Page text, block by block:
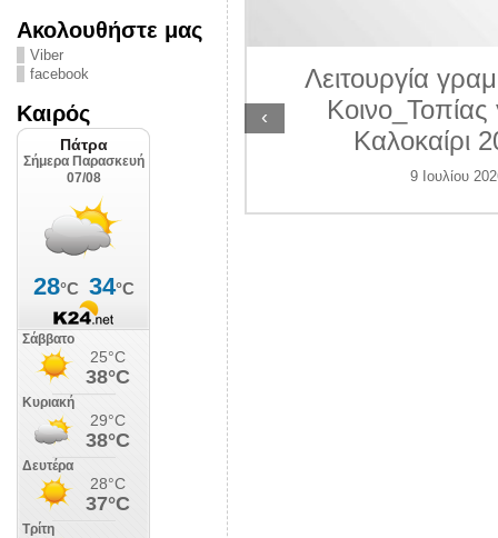
Ακολουθήστε μας
Viber
facebook
Καιρός
2026
Λειτουργία
Κοινο_Τοπίας
Καλοκαίρι
9 Ιουλίου
‹